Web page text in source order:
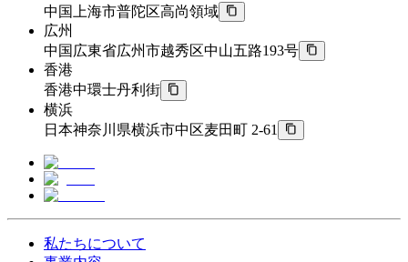
中国上海市普陀区高尚領域
広州
中国広東省広州市越秀区中山五路193号
香港
香港中環士丹利街
横浜
日本神奈川県横浜市中区麦田町 2-61
私たちについて